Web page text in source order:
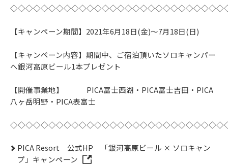
【キャンペーン期間】2021年6月18日(金)～7月18日(日)
【キャンペーン内容】期間中、ご宿泊頂いたソロキャンパー
へ銀河高原ビール1本プレゼント
【開催事業地】 PICA富士西湖・PICA富士吉田・PICA
八ヶ岳明野・PICA表富士
PICA Resort 公式HP 「銀河高原ビール × ソロキャン
プ」キャンペーン